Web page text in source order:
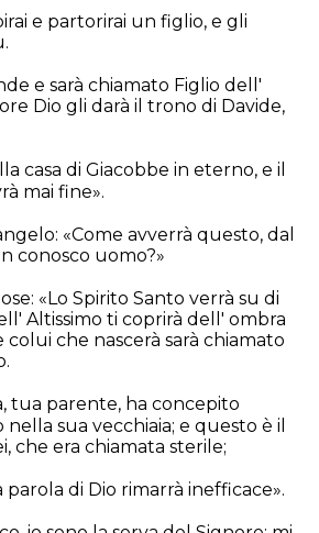
e partorirai un figlio, e gli
e sarà chiamato Figlio dell'
Dio gli darà il trono di Davide,
casa di Giacobbe in eterno, e il
mai fine».
«Come avverrà questo, dal
conosco uomo?»
«Lo Spirito Santo verrà su di
Altissimo ti coprirà dell' ombra
colui che nascerà sarà chiamato
tua parente, ha concepito
sua vecchiaia; e questo è il
che era chiamata sterile;
parola di Dio rimarrà inefficace».